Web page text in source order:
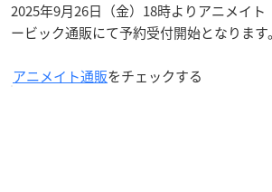
2025年9月26日（金）18時よりアニメイ
ービック通販にて予約受付開始となります。
アニメイト通販をチェックする